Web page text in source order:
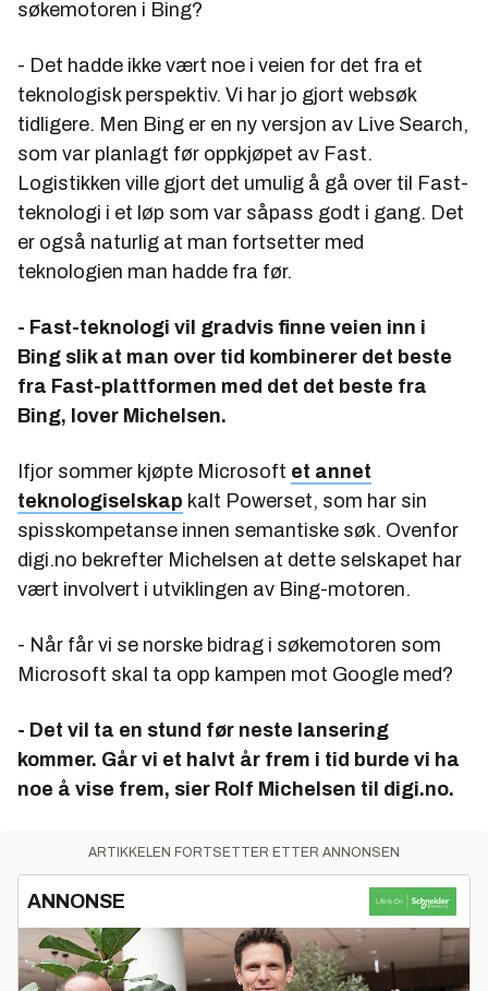
søkemotoren i Bing?
- Det hadde ikke vært noe i veien for det fra et
teknologisk perspektiv. Vi har jo gjort websøk
tidligere. Men Bing er en ny versjon av Live Search,
som var planlagt før oppkjøpet av Fast.
Logistikken ville gjort det umulig å gå over til Fast-
teknologi i et løp som var såpass godt i gang. Det
er også naturlig at man fortsetter med
teknologien man hadde fra før.
- Fast-teknologi vil gradvis finne veien inn i
Bing slik at man over tid kombinerer det beste
fra Fast-plattformen med det det beste fra
Bing, lover Michelsen.
Ifjor sommer kjøpte Microsoft et annet
teknologiselskap kalt Powerset, som har sin
spisskompetanse innen semantiske søk. Ovenfor
digi.no bekrefter Michelsen at dette selskapet har
vært involvert i utviklingen av Bing-motoren.
- Når får vi se norske bidrag i søkemotoren som
Microsoft skal ta opp kampen mot Google med?
- Det vil ta en stund før neste lansering
kommer. Går vi et halvt år frem i tid burde vi ha
noe å vise frem, sier Rolf Michelsen til digi.no.
ARTIKKELEN FORTSETTER ETTER ANNONSEN
ANNONSE